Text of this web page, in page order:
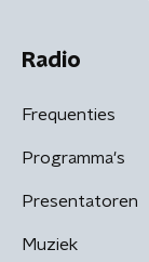
Radio
Frequenties
Programma's
Presentatoren
Muziek